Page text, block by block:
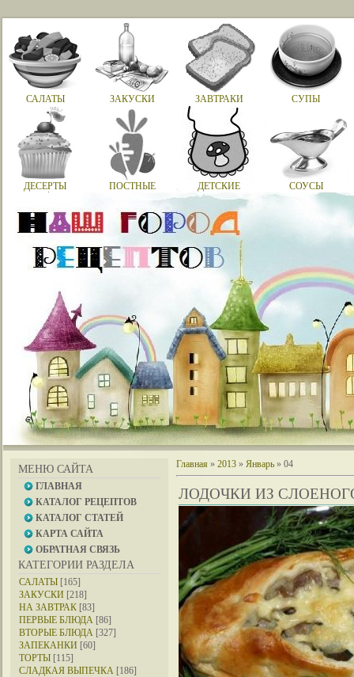
САЛАТЫ ЗАКУСКИ ЗАВТРАКИ СУПЫ
ДЕСЕРТЫ ПОСТНЫЕ ДЕТСКИЕ СОУСЫ
МЕНЮ САЙТА
ГЛАВНАЯ
КАТАЛОГ РЕЦЕПТОВ
КАТАЛОГ СТАТЕЙ
КАРТА САЙТА
ОБРАТНАЯ СВЯЗЬ
КАТЕГОРИИ РАЗДЕЛА
САЛАТЫ [165]
ЗАКУСКИ [218]
НА ЗАВТРАК [83]
ПЕРВЫЕ БЛЮДА [86]
ВТОРЫЕ БЛЮДА [327]
ЗАПЕКАНКИ [60]
ТОРТЫ [115]
СЛАДКАЯ ВЫПЕЧКА [186]
Главная » 2013 » Январь » 04
ЛОДОЧКИ ИЗ